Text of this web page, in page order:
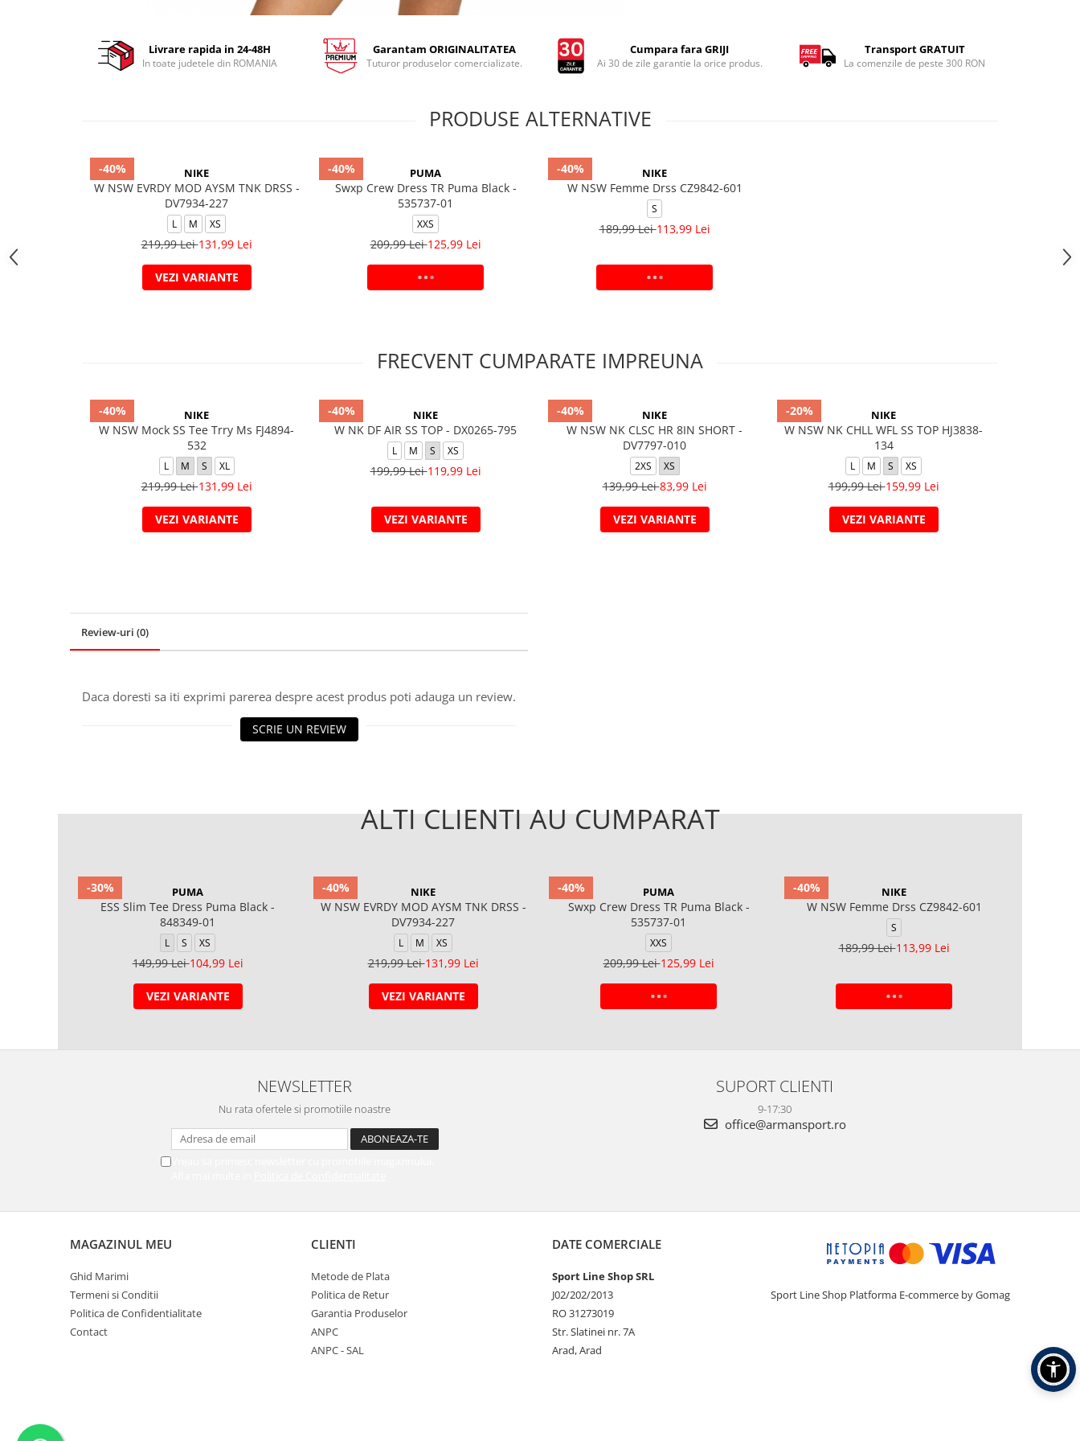
Livrare rapida in 24-48H
In toate judetele din ROMANIA
Garantam ORIGINALITATEA
Tuturor produselor comercializate.
Cumpara fara GRIJI
Ai 30 de zile garantie la orice produs.
Transport GRATUIT
La comenzile de peste 300 RON
PRODUSE ALTERNATIVE
-40% NIKE
W NSW EVRDY MOD AYSM TNK DRSS -
DV7934-227
L M XS
219,99 Lei131,99 Lei
VEZI VARIANTE
-40% PUMA
Swxp Crew Dress TR Puma Black -
535737-01
XXS
209,99 Lei125,99 Lei
ADAUGA IN COS
-40% NIKE
W NSW Femme Drss CZ9842-601
S
189,99 Lei113,99 Lei
ADAUGA IN COS
FRECVENT CUMPARATE IMPREUNA
-40% NIKE
W NSW Mock SS Tee Trry Ms FJ4894-
532
L M S XL
219,99 Lei131,99 Lei
VEZI VARIANTE
-40% NIKE
W NK DF AIR SS TOP - DX0265-795
L M S XS
199,99 Lei119,99 Lei
VEZI VARIANTE
-40% NIKE
W NSW NK CLSC HR 8IN SHORT -
DV7797-010
2XS XS
139,99 Lei83,99 Lei
VEZI VARIANTE
-20% NIKE
W NSW NK CHLL WFL SS TOP HJ3838-
134
L M S XS
199,99 Lei159,99 Lei
VEZI VARIANTE
Review-uri (0)
Daca doresti sa iti exprimi parerea despre acest produs poti adauga un review.
SCRIE UN REVIEW
ALTI CLIENTI AU CUMPARAT
-30% PUMA
ESS Slim Tee Dress Puma Black -
848349-01
L S XS
149,99 Lei104,99 Lei
VEZI VARIANTE
-40% NIKE
W NSW EVRDY MOD AYSM TNK DRSS -
DV7934-227
L M XS
219,99 Lei131,99 Lei
VEZI VARIANTE
-40% PUMA
Swxp Crew Dress TR Puma Black -
535737-01
XXS
209,99 Lei125,99 Lei
ADAUGA IN COS
-40% NIKE
W NSW Femme Drss CZ9842-601
S
189,99 Lei113,99 Lei
ADAUGA IN COS
NEWSLETTER
Nu rata ofertele si promotiile noastre
Vreau sa primesc newsletter cu promotiile magazinului.
SUPORT CLIENTI
9-17:30
office@armansport.ro
MAGAZINUL MEU
Ghid Marimi
Termeni si Conditii
Politica de Confidentialitate
Contact
CLIENTI
Metode de Plata
Politica de Retur
Garantia Produselor
ANPC
ANPC - SAL
DATE COMERCIALE
Sport Line Shop SRL
J02/202/2013
RO 31273019
Str. Slatinei nr. 7A
Arad, Arad
Sport Line Shop Platforma E-commerce by Gomag